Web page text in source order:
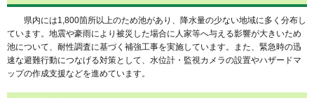
県内には1,800箇所以上のため池があり、降水量の少ない地域に多く分布し
ています。地震や豪雨により被災した場合に人家等へ与える影響が大きいため
池について、耐性調査に基づく補強工事を実施しています。また、緊急時の迅
速な避難行動につなげる対策として、水位計・監視カメラの設置やハザードマ
ップの作成支援などを進めています。